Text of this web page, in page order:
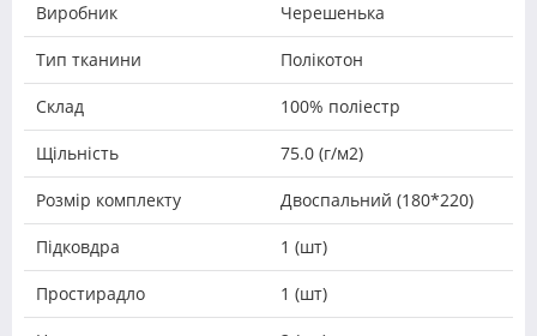
Виробник Черешенька
Тип тканини Полікотон
Склад 100% поліестр
Щільність 75.0 (г/м2)
Розмір комплекту Двоспальний (180*220)
Підковдра 1 (шт)
Простирадло 1 (шт)